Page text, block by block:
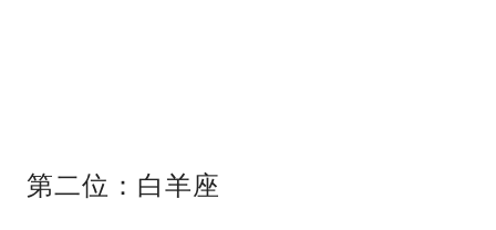
第二位：白羊座